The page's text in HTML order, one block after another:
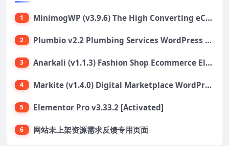
1 MinimogWP (v3.9.6) The High Converting eCommerce WordPress Theme
2 Plumbio v2.2 Plumbing Services WordPress Theme
3 Anarkali (v1.1.3) Fashion Shop Ecommerce Elementor Theme
4 Markite (v1.4.0) Digital Marketplace WordPress Theme
5 Elementor Pro v3.33.2 [Activated]
6 网站未上架资源需求反馈专用页面